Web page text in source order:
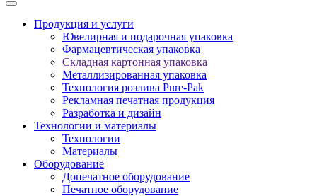
Продукция и услуги
Ювелирная и подарочная упаковка
Фармацевтическая упаковка
Складная картонная упаковка
Металлизированная упаковка
Технология розлива Pure-Pak
Рекламная печатная продукция
Разработка и дизайн
Технологии и материалы
Технологии
Материалы
Оборудование
Допечатное оборудование
Печатное оборудование